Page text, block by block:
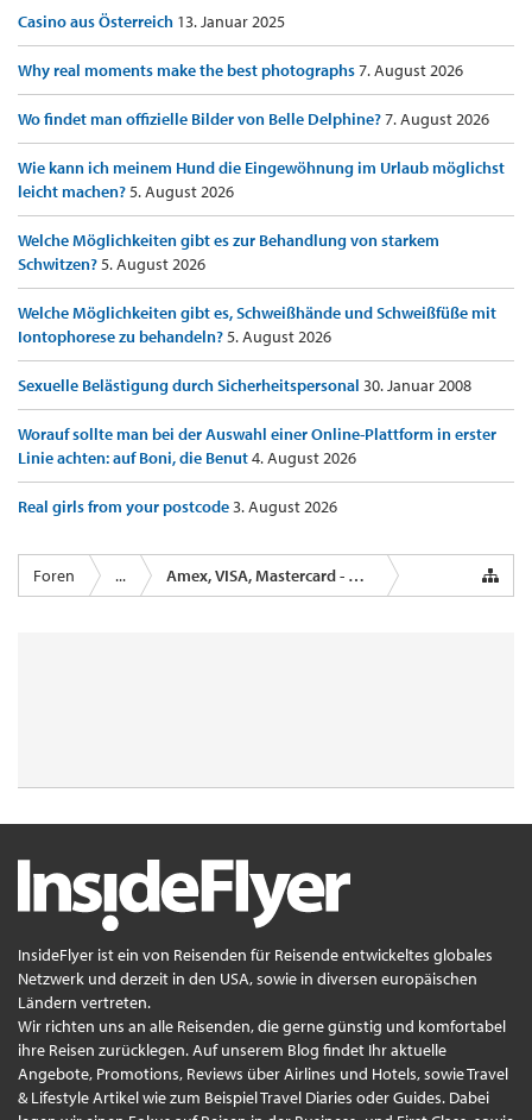
Casino aus Österreich 13. Januar 2025
Why real moments make the best photographs7. August 2026
Wo findet man offizielle Bilder von Belle Delphine?7. August 2026
Wie kann ich meinem Hund die Eingewöhnung im Urlaub möglichst
leicht machen?5. August 2026
Welche Möglichkeiten gibt es zur Behandlung von starkem
Schwitzen?5. August 2026
Welche Möglichkeiten gibt es, Schweißhände und Schweißfüße mit
Iontophorese zu behandeln?5. August 2026
Sexuelle Belästigung durch Sicherheitspersonal 30. Januar 2008
Worauf sollte man bei der Auswahl einer Online-Plattform in erster
Linie achten: auf Boni, die Benut4. August 2026
Real girls from your postcode3. August 2026
Foren ... Amex, VISA, Mastercard - Kreditkartenanbieter
InsideFlyer ist ein von Reisenden für Reisende entwickeltes globales
Netzwerk und derzeit in den USA, sowie in diversen europäischen
Ländern vertreten.
Wir richten uns an alle Reisenden, die gerne günstig und komfortabel
ihre Reisen zurücklegen. Auf unserem Blog findet Ihr aktuelle
Angebote, Promotions, Reviews über Airlines und Hotels, sowie Travel
& Lifestyle Artikel wie zum Beispiel Travel Diaries oder Guides. Dabei